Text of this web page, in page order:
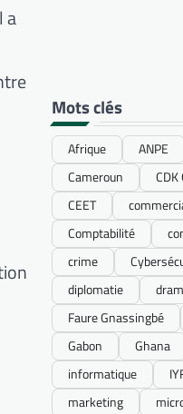
a
Mots clés
Afrique ANPE
Cameroun
CDK
CEET
Comptabilité
crime
diplomatie
Faure Gnassingbé
Gabon
Ghana
informatique
marketing